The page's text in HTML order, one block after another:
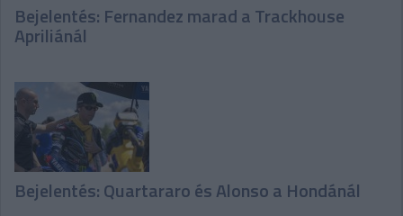
Bejelentés: Fernandez marad a Trackhouse
Apriliánál
Bejelentés: Quartararo és Alonso a Hondánál